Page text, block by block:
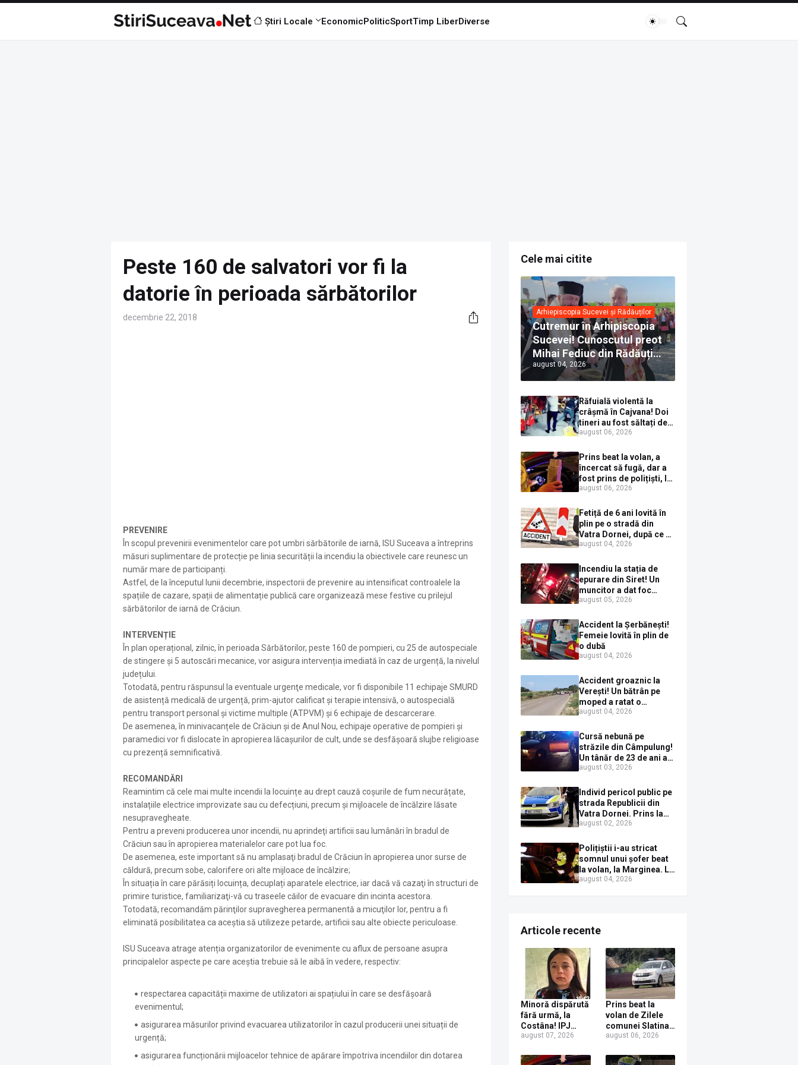
Știri Locale EconomicPoliticSportTimp LiberDiverse
Peste 160 de salvatori vor fi la
datorie în perioada sărbătorilor
decembrie 22, 2018
PREVENIRE
În scopul prevenirii evenimentelor care pot umbri sărbătorile de iarnă, ISU Suceava a întreprins
măsuri suplimentare de protecție pe linia securității la incendiu la obiectivele care reunesc un
număr mare de participanți.
Astfel, de la începutul lunii decembrie, inspectorii de prevenire au intensificat controalele la
spațiile de cazare, spații de alimentație publică care organizează mese festive cu prilejul
sărbătorilor de iarnă de Crăciun.
INTERVENȚIE
În plan operațional, zilnic, în perioada Sărbătorilor, peste 160 de pompieri, cu 25 de autospeciale
de stingere și 5 autoscări mecanice, vor asigura intervenția imediată în caz de urgență, la nivelul
județului.
Totodată, pentru răspunsul la eventuale urgenţe medicale, vor fi disponibile 11 echipaje SMURD
de asistență medicală de urgență, prim-ajutor calificat și terapie intensivă, o autospecială
pentru transport personal şi victime multiple (ATPVM) și 6 echipaje de descarcerare.
De asemenea, în minivacanțele de Crăciun și de Anul Nou, echipaje operative de pompieri și
paramedici vor fi dislocate în apropierea lăcașurilor de cult, unde se desfășoară slujbe religioase
cu prezență semnificativă.
RECOMANDĂRI
Reamintim că cele mai multe incendii la locuințe au drept cauză coșurile de fum necurățate,
instalațiile electrice improvizate sau cu defecțiuni, precum și mijloacele de încălzire lăsate
nesupravegheate.
Pentru a preveni producerea unor incendii, nu aprindeţi artificii sau lumânări în bradul de
Crăciun sau în apropierea materialelor care pot lua foc.
De asemenea, este important să nu amplasaţi bradul de Crăciun în apropierea unor surse de
căldură, precum sobe, calorifere ori alte mijloace de încălzire;
În situația în care părăsiți locuința, decuplați aparatele electrice, iar dacă vă cazaţi în structuri de
primire turistice, familiarizaţi-vă cu traseele căilor de evacuare din incinta acestora.
Totodată, recomandăm părinţilor supravegherea permanentă a micuţilor lor, pentru a fi
eliminată posibilitatea ca aceştia să utilizeze petarde, artificii sau alte obiecte periculoase.
ISU Suceava atrage atenția organizatorilor de evenimente cu aflux de persoane asupra
principalelor aspecte pe care aceștia trebuie să le aibă în vedere, respectiv:
respectarea capacității maxime de utilizatori ai spațiului în care se desfășoară
evenimentul;
asigurarea măsurilor privind evacuarea utilizatorilor în cazul producerii unei situații de
urgență;
asigurarea funcționării mijloacelor tehnice de apărare împotriva incendiilor din dotarea
Cele mai citite
Arhiepiscopia Sucevei și Rădăuților
Cutremur în Arhipiscopia
Sucevei! Cunoscutul preot
Mihai Fediuc din Rădăuți a
trecut la Biserica Creștină
Ortodoxă Valahă. ÎPS
Calinic anunță că îi
pregătește judecata
canonică
august 04, 2026
Răfuială violentă la
crâșmă în Cajvana! Doi
tineri au fost săltați de
polițiști după un scandal
distruse
august 06, 2026
Prins beat la volan, a
încercat să fugă, dar a
fost prins de polițiști, la
Dorna Candrenilor.
1,59 mg/l alcool pur în
aerul expirat
august 06, 2026
Fetiță de 6 ani lovită în
plin pe o stradă din
Vatra Dornei, după ce a
ieșit în fața mașinii prin
august 04, 2026
Incendiu la stația de
epurare din Siret! Un
muncitor a dat foc
pompelor de apă în timp
combustibil
august 05, 2026
Accident la Șerbănești!
Femeie lovită în plin de
o dubă
august 04, 2026
Accident groaznic la
Verești! Un bătrân pe
moped a ratat o
depășire și a ajuns sub
august 04, 2026
Cursă nebună pe
străzile din Câmpulung!
Un tânăr de 23 de ani a
fugit de poliție cu un
un gard de pe strada
Sirenei
august 03, 2026
Individ pericol public pe
strada Republicii din
Vatra Dornei. Prins la
volan cu mașina
plină zi
august 02, 2026
Polițiștii i-au stricat
somnul unui șofer beat
la volan, la Marginea. L-
au trezit instant cu un
august 04, 2026
Articole recente
Minoră dispărută
fără urmă, la
Costâna! IPJ
Suceava, apel
partea populației
august 07, 2026
Prins beat la
volan de Zilele
comunei Slatina!
Un localnic s-a
penal după ce a
august 06, 2026